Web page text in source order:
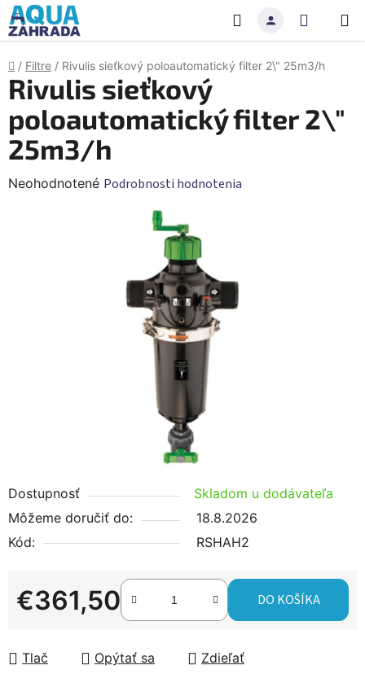
Prejsť
na
obsah
Hľadať
KOŠÍK
Domov
/ Filtre / Rivulis sieťkový poloautomatický filter 2\" 25m3/h
Dostupnosť
Skladom u dodávateľa
Môžeme doručiť do:
18.8.2026
Kód:
RSHAH2
€361,50 DO KOŠÍKA
Tlač Opýtať sa Zdieľať
Rivulis sieťkový
poloautomatický filter 2\"
25m3/h
Priemerné
Neohodnotené Podrobnosti hodnotenia